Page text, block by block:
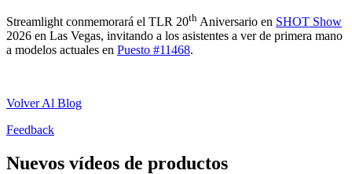
Streamlight conmemorará el TLR 20th Aniversario en SHOT Show
2026 en Las Vegas, invitando a los asistentes a ver de primera mano
a modelos actuales en Puesto #11468.
Volver Al Blog
Feedback
Nuevos vídeos de productos